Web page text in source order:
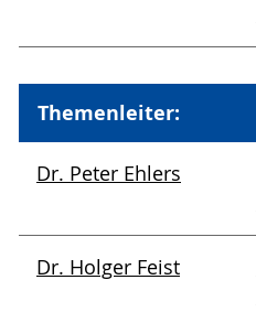
Themenleiter:
Dr. Peter Ehlers
Dr. Holger Feist